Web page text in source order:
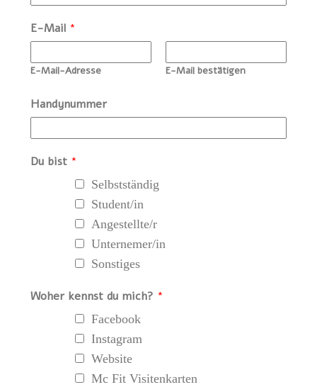
E-Mail *
E-Mail-Adresse E-Mail bestätigen
Handynummer
Du bist *
Selbstständig
Student/in
Angestellte/r
Unternemer/in
Sonstiges
Woher kennst du mich? *
Facebook
Instagram
Website
Mc Fit Visitenkarten